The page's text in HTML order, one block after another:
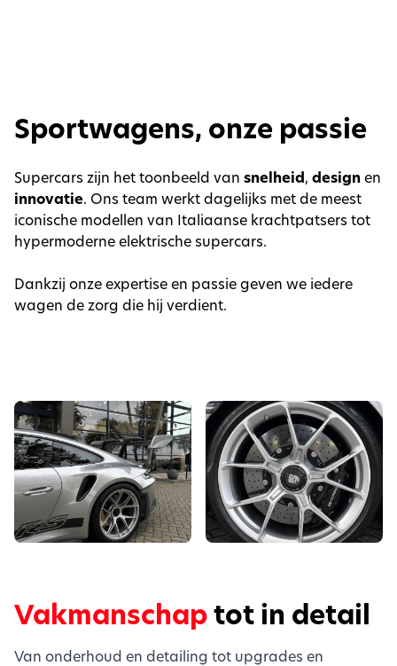
Sportwagens, onze passie
Supercars zijn het toonbeeld van snelheid, designen
innovatie. Ons team werkt dagelijks met de meest
iconische modellen van Italiaanse krachtpatsers tot
hypermoderne elektrische supercars.
Dankzij onze expertise en passie geven we iedere
wagen de zorg die hij verdient.
Vakmanschaptot in detail
Van onderhoud en detailing tot upgrades en